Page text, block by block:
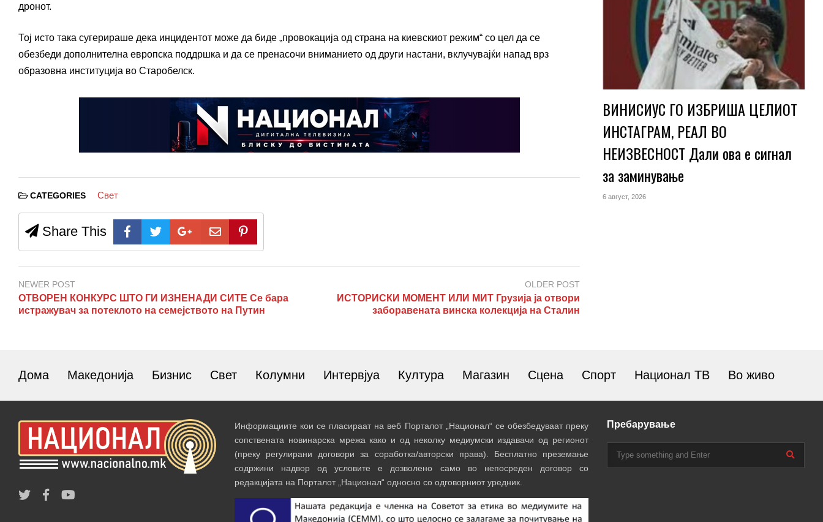
дронот.
Тој исто така сугерираше дека инцидентот може да биде „провокација од страна на киевскиот режим“ со цел да се
обезбеди дополнителна европска поддршка и да се пренасочи вниманието од други настани, вклучувајќи напад врз
образовна институција во Старобелск.
CATEGORIES Свет
Share This
NEWER POST
ОТВОРЕН КОНКУРС ШТО ГИ ИЗНЕНАДИ СИТЕ Се бара
истражувач за потеклото на семејството на Путин
OLDER POST
ИСТОРИСКИ МОМЕНТ ИЛИ МИТ Грузија ја отвори
заборавената винска колекција на Сталин
ВИНИСИУС ГО ИЗБРИША ЦЕЛИОТ
ИНСТАГРАМ, РЕАЛ ВО
НЕИЗВЕСНОСТ Дали ова е сигнал
за заминување
6 август, 2026
Дома Македонија Бизнис Свет Колумни Интервјуа Култура Магазин Сцена Спорт Национал ТВ Во живо
Информациите кои се пласираат на веб Порталот „Национал“ се обезбедуваат преку
сопствената новинарска мрежа како и од неколку медиумски издавачи од регионот
(преку регулирани договори за соработка/авторски права). Бесплатно преземање
содржини надвор од условите е дозволено само во непосреден договор со
редакцијата на Порталот „Национал“ односно со одговорниот уредник.
Пребарување